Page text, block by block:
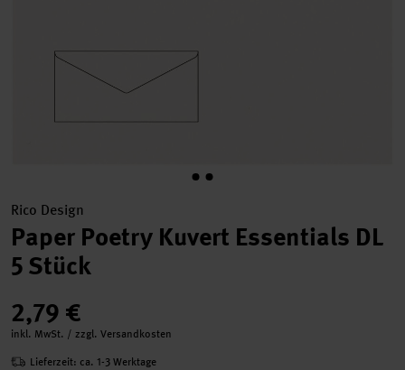
Rico Design
Paper Poetry Kuvert Essentials DL
5 Stück
2,79 €
inkl. MwSt. / zzgl. Versandkosten
Lieferzeit: ca. 1-3 Werktage